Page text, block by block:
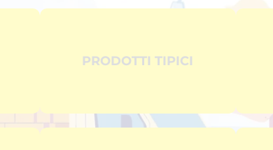
PRODOTTI TIPICI